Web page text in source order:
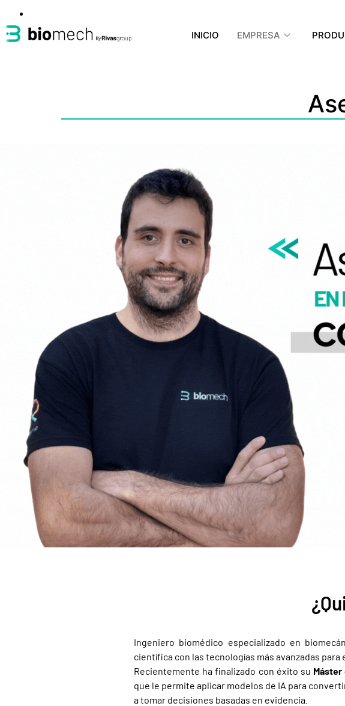
INICIO EMPRESA
Ingeniero biomédico especializado en
científica con las tecnologías más avanzadas
Recientemente ha finalizado con éxito su
que le permite aplicar modelos de IA para
a tomar decisiones basadas en evidencia.